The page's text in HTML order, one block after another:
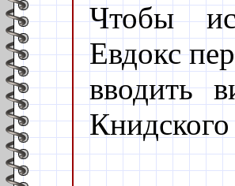
Чтобы
Евдокс
вводить